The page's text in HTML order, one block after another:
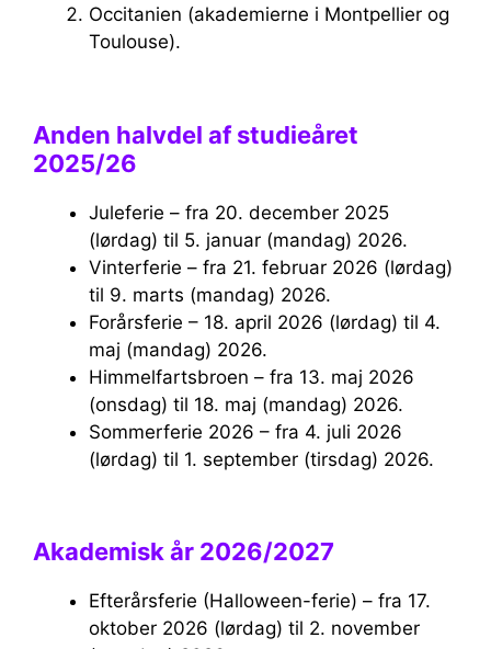
Occitanien (akademierne i Montpellier og
Toulouse).
Anden halvdel af studieåret
2025/26
Juleferie – fra 20. december 2025
(lørdag) til 5. januar (mandag) 2026.
Vinterferie – fra 21. februar 2026 (lørdag)
til 9. marts (mandag) 2026.
Forårsferie – 18. april 2026 (lørdag) til 4.
maj (mandag) 2026.
Himmelfartsbroen – fra 13. maj 2026
(onsdag) til 18. maj (mandag) 2026.
Sommerferie 2026 – fra 4. juli 2026
(lørdag) til 1. september (tirsdag) 2026.
Akademisk år 2026/2027
Efterårsferie (Halloween-ferie) – fra 17.
oktober 2026 (lørdag) til 2. november